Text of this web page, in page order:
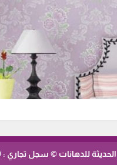
للدهانات © سجل تجاري : 4601101700